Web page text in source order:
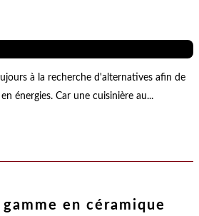
à la recherche d'alternatives afin de
énergies. Car une cuisinière au...
en céramique